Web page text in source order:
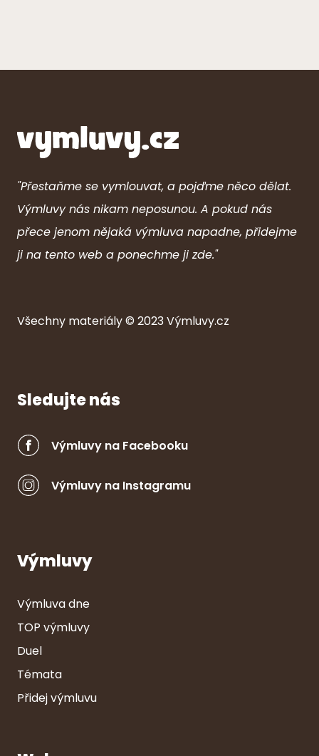
"Přestaňme se vymlouvat, a pojďme něco dělat.
Výmluvy nás nikam neposunou. A pokud nás
přece jenom nějaká výmluva napadne, přidejme
ji na tento web a ponechme ji zde."
Všechny materiály © 2023Výmluvy.cz
Sledujte nás
Výmluvy na Facebooku
Výmluvy na Instagramu
Výmluvy
Výmluva dne
TOP výmluvy
Duel
Témata
Přidej výmluvu